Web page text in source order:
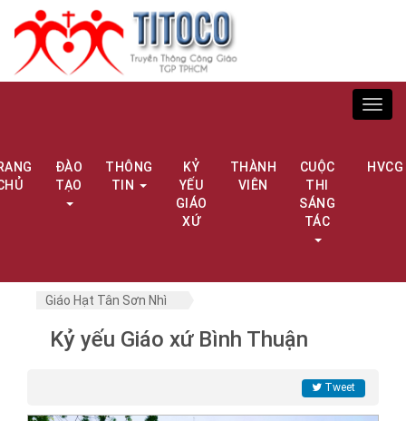
ĐÀO
TẠO
THÔNG
TIN
KỶ
YẾU
GIÁO
XỨ
THÀNH
VIÊN
CUỘC
THI
SÁNG
TÁC
HVCG
Giáo Hạt Tân Sơn Nhì
Kỷ yếu Giáo xứ Bình Thuận
Tweet